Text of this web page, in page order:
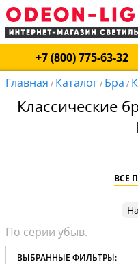
+7 (800) 775-63-32
Главная / Каталог/ Бра /
Классические
ВСЕ
ВЫБРАННЫЕ ФИЛЬТРЫ: